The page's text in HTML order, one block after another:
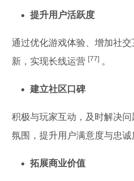
提升用户活跃度
通过优化游戏体验、增加社
新，实现长线运营 [77] 。
建立社区口碑
积极与玩家互动，及时解决
氛围，提升用户满意度与忠诚
拓展商业价值